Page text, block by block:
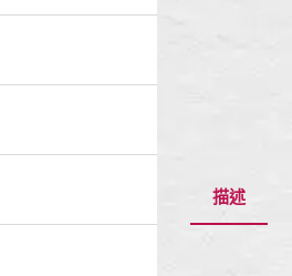
描述